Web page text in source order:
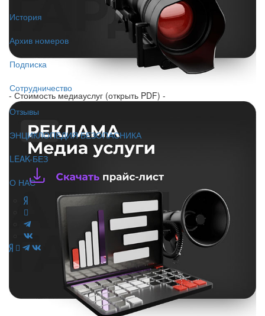
История
Архив номеров
Подписка
Сотрудничество
Отзывы
ЭНЦИКЛОПЕДИЯ БЕЗОПАСНИКА
LEAK-БЕЗ
О НАС
- Стоимость медиауслуг (открыть PDF) -